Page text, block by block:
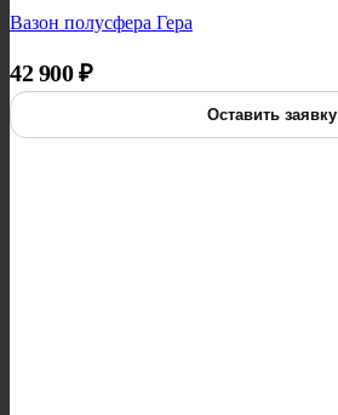
Вазон полусфера Гера
42 900₽
Оставить заявку